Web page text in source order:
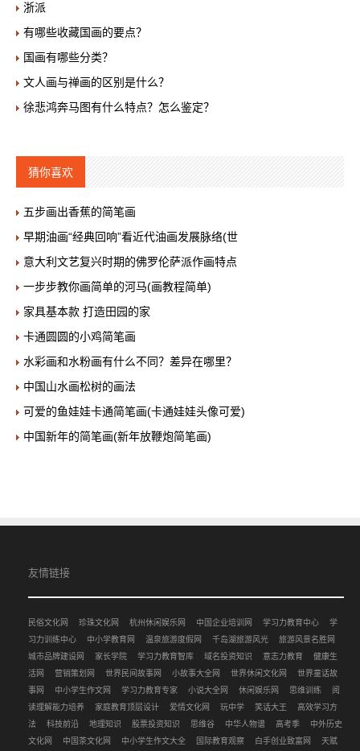
浙派
有哪些收藏国画的要点？
国画有哪些分类？
文人画与禅画的区别是什么？
徐悲鸿奔马图有什么特点？怎么鉴定？
猜你喜欢
五步画出香蕉的简笔画
早期油画“经典回响”看近代油画发展脉络(世
意大利文艺复兴时期的佛罗伦萨派作画特点
一步步教你画简单的河马(画教程简单)
家具基本款 打造田园的家
卡通圆圆的小鸡简笔画
水彩画和水粉画有什么不同？差异在哪里？
中国山水画松树的画法
可爱的鱼娃娃卡通简笔画(卡通娃娃头像可爱)
中国新年的简笔画(新年放鞭炮简笔画)
友情链接
民俗文化网 珍珠文化网 杭州休闲娱乐网 中国企业培训网 学习力教育中心
学
习力训练中心
中小学教育网 温泉旅游度假网 千岛湖旅游风光
旅游风景名胜网
城市品牌建设网
家长学院 学习力教育智库 域名投资知识 意志力教育
健康生
活网
营销策划网 世界民间故事网 小故事大全网 世界休闲文化网
世界童话故
事网
中小学生作文网 学习力教育专家 小说大全网 休闲娱乐网 思维训练
阅
读理解能力培养
家庭教育顶层设计 爱情文化网 玩中学 笑话大王
高效学习方
法
科技前沿 地理知识 股票投资知识 思维谷 中华人物谱 高考季
中外历史
文化网
中国茶文化网 中小学生作文大全 国际教育观察 白手创业致富网 天赋